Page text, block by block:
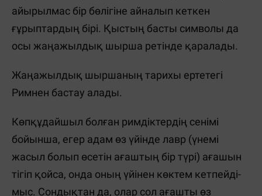
айырылмас бір бөлігіне айналып кеткен
ғұрыптардың бірі. Қыстың басты символы да
осы жаңажылдық шырша ретінде қаралады.
Жаңажылдық шыршаның тарихы ертетегі
Римнен бастау алады.
Көпқұдайшыл болған римдіктердің сенімі
бойынша, егер адам өз үйінде лавр (үнемі
жасыл болып өсетін ағаштың бір түрі) ағашын
тігіп қойса, онда оның үйінен көктем кетпейді-
мыс. Сондықтан да, олар сол ағашты өз